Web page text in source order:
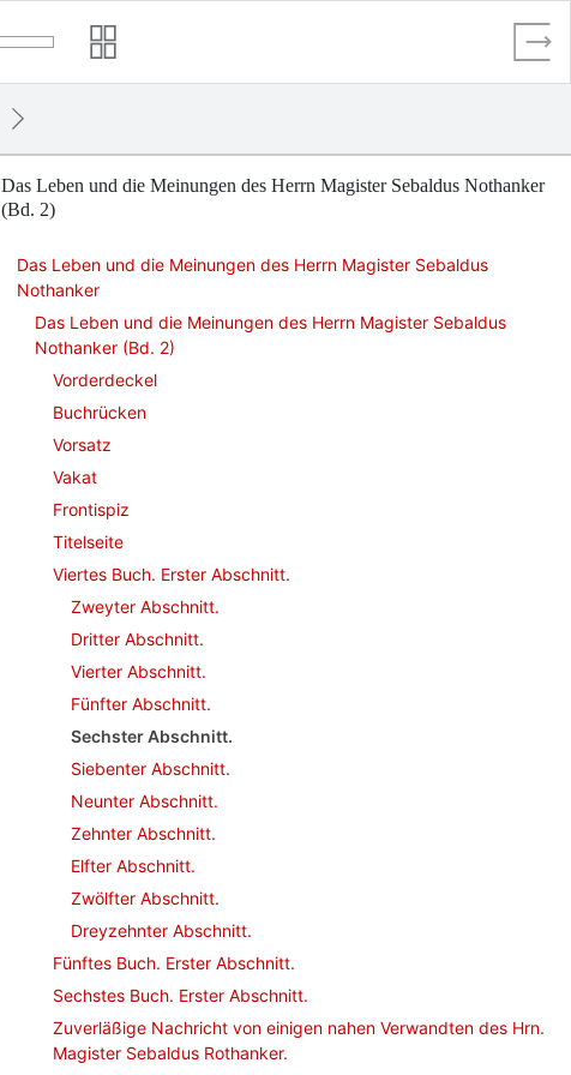
Das Leben und die Meinungen des Herrn Magister Sebaldus Nothanker
(Bd. 2)
Das Leben und die Meinungen des Herrn Magister Sebaldus
Nothanker
Das Leben und die Meinungen des Herrn Magister Sebaldus
Nothanker (Bd. 2)
Vorderdeckel
Buchrücken
Vorsatz
Vakat
Frontispiz
Titelseite
Viertes Buch. Erster Abschnitt.
Zweyter Abschnitt.
Dritter Abschnitt.
Vierter Abschnitt.
Fünfter Abschnitt.
Sechster Abschnitt.
Siebenter Abschnitt.
Neunter Abschnitt.
Zehnter Abschnitt.
Elfter Abschnitt.
Zwölfter Abschnitt.
Dreyzehnter Abschnitt.
Fünftes Buch. Erster Abschnitt.
Sechstes Buch. Erster Abschnitt.
Zuverläßige Nachricht von einigen nahen Verwandten des Hrn.
Magister Sebaldus Rothanker.